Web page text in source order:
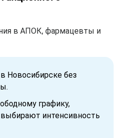
в АПОК, фармацевты и
Новосибирске без
графику,
интенсивность